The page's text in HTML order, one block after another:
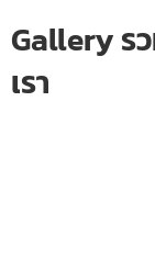
Gallery ร
เรา